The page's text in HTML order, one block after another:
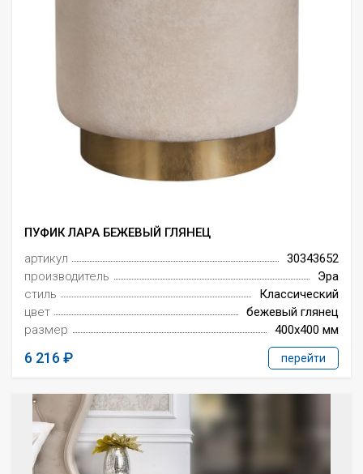
ПУФИК ЛАРА БЕЖЕВЫЙ ГЛЯНЕЦ
артикул
30343652
производитель
Эра
стиль
Классический
цвет
бежевый глянец
размер
400x400 мм
6 216 перейти